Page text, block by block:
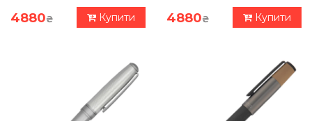
4880₴ Купити 4880₴ Купити